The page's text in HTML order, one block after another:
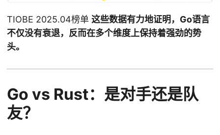
TIOBE 2025.04榜单 这些数据有力地证明，Go语言
不仅没有衰退，反而在多个维度上保持着强劲的势
头。
Go vs Rust：是对手还是队
友？